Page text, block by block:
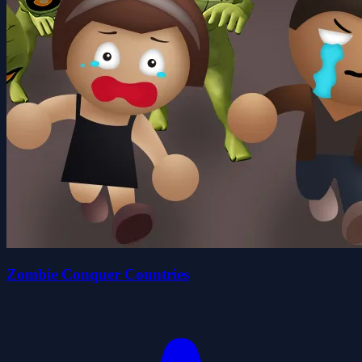
Zombie Conquer Countries